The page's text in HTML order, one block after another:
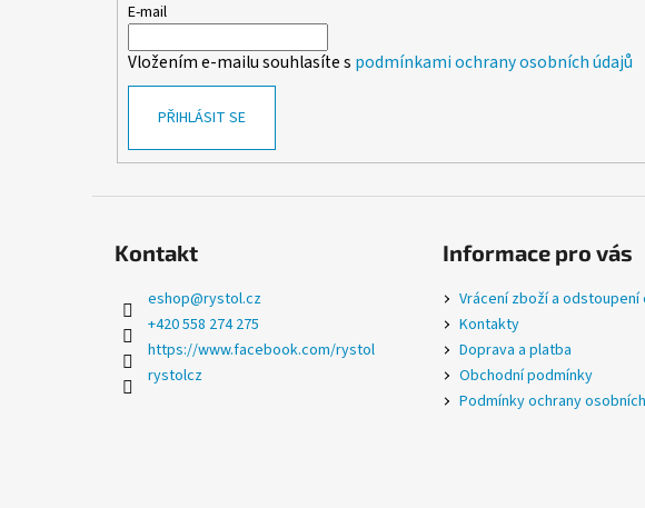
E-mail
Vložením e-mailu souhlasíte s podmínkami ochrany osobních údajů
PŘIHLÁSIT SE
Kontakt
eshop@rystol.cz
+420 558 274 275
https://www.facebook.com/rystol
rystolcz
Informace pro vás
Vrácení zboží a odstoupení
Kontakty
Doprava a platba
Obchodní podmínky
Podmínky ochrany